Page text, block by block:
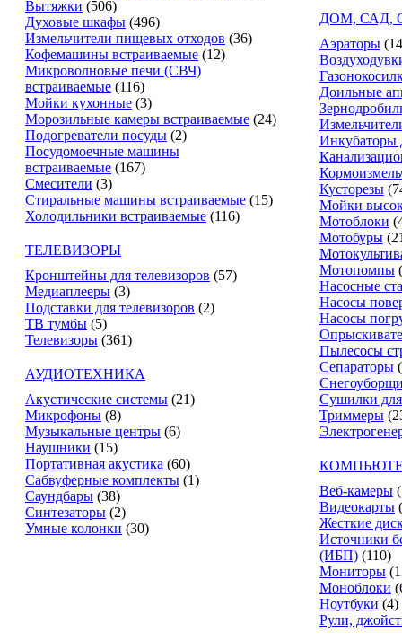
Вытяжки (506)
Духовые шкафы (496)
Измельчители пищевых отходов (36)
Кофемашины встраиваемые (12)
Микроволновые печи (СВЧ)
встраиваемые (116)
Мойки кухонные (3)
Морозильные камеры встраиваемые (24)
Подогреватели посуды (2)
Посудомоечные машины
встраиваемые (167)
Смесители (3)
Стиральные машины встраиваемые (15)
Холодильники встраиваемые (116)
ТЕЛЕВИЗОРЫ
Кронштейны для телевизоров (57)
Медиаплееры (3)
Подставки для телевизоров (2)
ТВ тумбы (5)
Телевизоры (361)
АУДИОТЕХНИКА
Акустические системы (21)
Микрофоны (8)
Музыкальные центры (6)
Наушники (15)
Портативная акустика (60)
Сабвуферные комплекты (1)
Саундбары (38)
Синтезаторы (2)
Умные колонки (30)
ДОМ, САД,
Аэраторы
Доильные
Инкубаторы
Кусторезы
Мойки
Мотоблоки
Мотобуры
Мотопомпы
Насосные
Насосы
Насосы
Пылесосы
Сепараторы
Сушилки
Триммеры
Веб-камеры
Видеокарты
Жесткие
Источники
(ИБП) (110)
Мониторы
Моноблоки
Ноутбуки (4)
Рули,